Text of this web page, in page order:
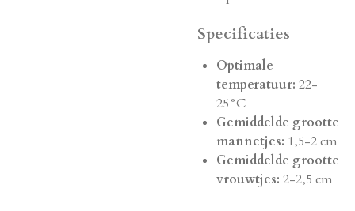
Specificaties
Optimale
temperatuur: 22-
25°C
Gemiddelde grootte
mannetjes: 1,5-2 cm
Gemiddelde grootte
vrouwtjes: 2-2,5 cm